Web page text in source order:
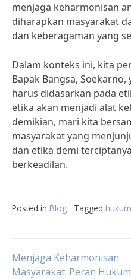
menjaga keharmonisan
diharapkan masyarakat
dan keberagaman yang
Dalam konteks ini, kita
Bapak Bangsa,
harus didasarkan pada
etika akan menjadi alat
demikian, mari kita
masyarakat yang
dan etika demi
berkeadilan.
Posted in Blog Tagged
Post
Menjaga Keharmonisan
Masyarakat: Peran Hukum